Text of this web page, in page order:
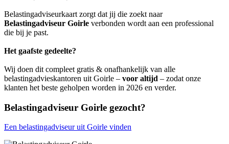
Belastingadviseurkaart zorgt dat jij die zoekt naar
Belastingadviseur Goirle verbonden wordt aan een professional
die bij je past.
Het gaafste gedeelte?
Wij doen dit compleet gratis & onafhankelijk van alle
belastingadvieskantoren uit Goirle – voor altijd – zodat onze
klanten het beste geholpen worden in 2026 en verder.
Belastingadviseur Goirle gezocht?
Een belastingadviseur uit Goirle vinden